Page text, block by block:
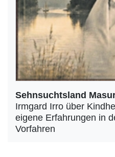
Sehnsuchtsland
Irmgard Irro über
eigene Erfahrungen in
Vorfahren